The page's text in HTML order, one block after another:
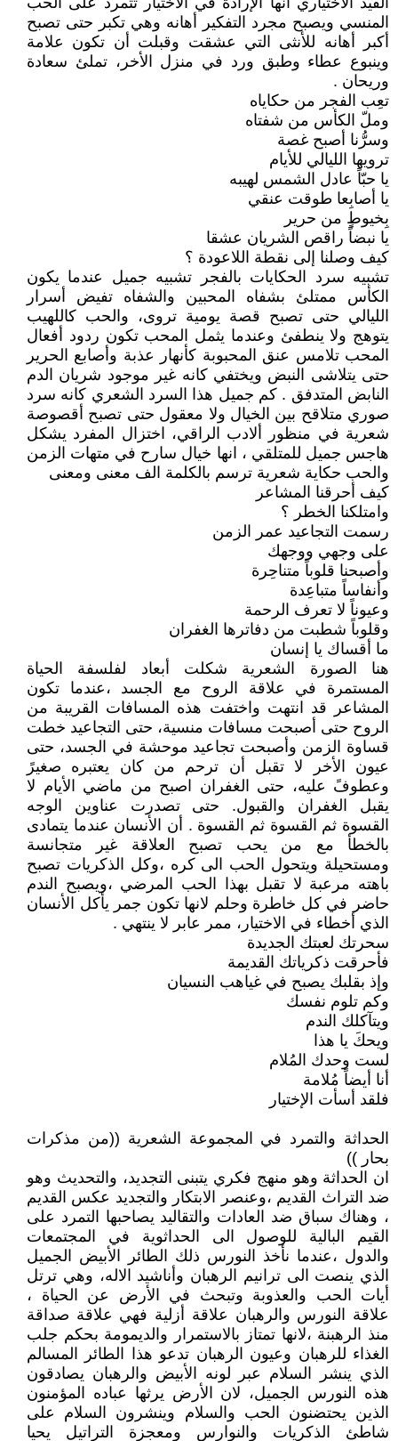
المنسي ويصبح مجرد التفكير أهانه وهي تكبر حتى تصبح
أكبر أهانه للأنثى التي عشقت وقبلت أن تكون علامة
وينبوع عطاء وطبق ورد في منزل الأخر، تملئ سعادة
وريحان .
تعِب الفجر من حكاياه
وملّ الكأس من شفتاه
وسرُّنا أصبح غصة
ترويها الليالي للأيام
يا حبّاً عادل الشمس لهيبه
يا أصابِعا طوقت عنقي
بِخيوطٍ من حرير
يا نبضاً راقص الشريان عشقا
كيف وصلنا إلى نقطة اللاعودة ؟
تشبيه سرد الحكايات بالفجر تشبيه جميل عندما يكون
الكأس ممتلئ بشفاه المحبين والشفاه تفيض أسرار
الليالي حتى تصبح قصة يومية تروى، والحب كاللهيب
يتوهج ولا ينطفئ وعندما يثمل المحب تكون ردود أفعال
المحب تلامس عنق المحبوبة كأنهار عذبة وأصابع الحرير
حتى يتلاشى النبض ويختفي كانه غير موجود شريان الدم
النابض المتدفق . كم جميل هذا السرد الشعري كانه سرد
صوري متلاقح بين الخيال ولا معقول حتى تصبح أقصوصة
شعرية في منظور ألادب الراقي، اختزال المفرد يشكل
هاجس جميل للمتلقي ، انها خيال سارح في متهات الزمن
والحب حكاية شعرية ترسم بالكلمة الف معنى ومعنى
كيف أحرقنا المشاعر
وامتلكنا الخطر ؟
رسمت التجاعيد عمر الزمن
على وجهي ووجهك
وأصبحنا قلوباً متناحِرة
وأنفاساً متباعِدة
وعيوناً لا تعرف الرحمة
وقلوباً شطبت من دفاترها الغفران
ما أقساك يا إنسان
هنا الصورة الشعرية شكلت أبعاد لفلسفة الحياة
المستمرة في علاقة الروح مع الجسد ،عندما تكون
المشاعر قد انتهت واختفت هذه المسافات القريبة من
الروح حتى أصبحت مسافات منسية، حتى التجاعيد خطت
قساوة الزمن وأصبحت تجاعيد موحشة في الجسد، حتى
عيون الأخر لا تقبل أن ترحم من كان يعتبره صغيرً
وعطوفً عليه، حتى الغفران اصبح من ماضي الأيام لا
يقبل الغفران والقبول. حتى تصدرت عناوين الوجه
القسوة ثم القسوة ثم القسوة . أن الأنسان عندما يتمادى
بالخطأ مع من يحب تصبح العلاقة غير متجانسة
ومستحيلة ويتحول الحب الى كره ،وكل الذكريات تصبح
باهته مرعبة لا تقبل بهذا الحب المرضي ،ويصبح الندم
حاضر في كل خاطرة وحلم لانها تكون جمر يأكل الأنسان
الذي أخطاء في الاختيار، ممر عابر لا ينتهي .
سحرتك لعبتك الجديدة
فأحرقت ذكرياتك القديمة
وإذ بقلبك يصبح في غياهب النسيان
وكم تلوم نفسك
ويتآكلك الندم
ويحكَ يا هذا
لست وحدك المُلام
أنا أيضاً مُلامة
فلقد أسأت الإختيار
الحداثة والتمرد في المجموعة الشعرية ((من مذكرات
بحار ))
ان الحداثة وهو منهج فكري يتبنى التجديد، والتحديث وهو
ضد التراث القديم ،وعنصر الابتكار والتجديد عكس القديم
، وهناك سباق ضد العادات والتقاليد يصاحبها التمرد على
القيم البالية للوصول الى الحداثوية في المجتمعات
والدول ،عندما نأخذ النورس ذلك الطائر الأبيض الجميل
الذي ينصت الى ترانيم الرهبان وأناشيد الاله، وهي ترتل
أيات الحب والعذوبة وتبحث في الأرض عن الحياة ،
علاقة النورس والرهبان علاقة أزلية فهي علاقة صداقة
منذ الرهبنة ،لانها تمتاز بالاستمرار والديمومة بحكم جلب
الغذاء للرهبان وعيون الرهبان تدعو هذا الطائر المسالم
الذي ينشر السلام عبر لونه الأبيض والرهبان يصادقون
هذه النورس الجميل، لان الأرض يرثها عباده المؤمنون
الذين يحتضنون الحب والسلام وينشرون السلام على
شاطئ الذكريات والنوارس ومعجزة التراتيل يحيا